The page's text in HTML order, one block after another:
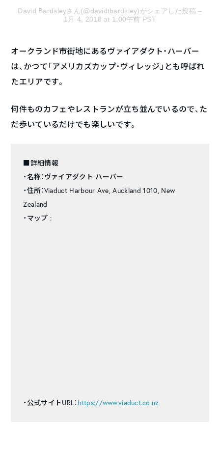
David Bardsleyさん(@davidtbardsley)がシェアした投稿 –
1月 4, 2018 at 1:00午前 PST
オークランド市街地にあるヴァイアダクト・ハーバー
は、かつて「アメリカズカップ・ヴィレッジ」とも呼ばれ
たエリアです。
何件ものカフェやレストランが立ち並んでいるので、た
だ歩いているだけでも楽しいです。
■詳細情報
・名称：ヴァイアダクト ハーバー
・住所：Viaduct Harbour Ave, Auckland 1010, New
Zealand
・マップ :
・公式サイトURL： https://www.viaduct.co.nz